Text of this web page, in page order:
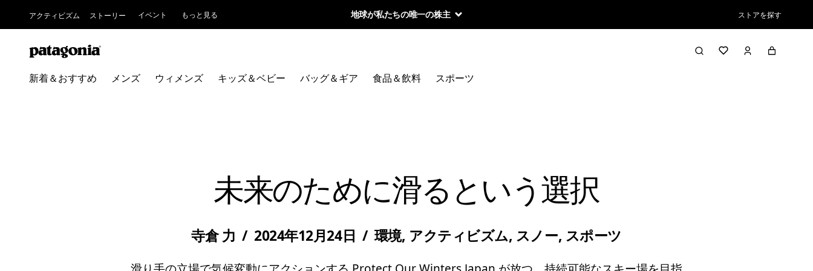
アクティビズム ストーリー イベント もっと見る 地球が私たちの唯一の株主 ストアを探す
新着＆おすすめ メンズ ウィメンズ キッズ＆ベビー バッグ＆ギア 食品＆飲料 スポーツ
未来のために滑るという選択
寺倉 力 / 2024年12月24日 / 環境, アクティビズム, スノー, スポーツ